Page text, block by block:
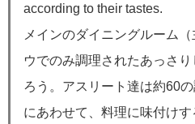
according to their tastes.
メインのダイニングルーム
ウでのみ調理されたあっさ
ろう。アスリート達は約60
にあわせて、料理に味付け